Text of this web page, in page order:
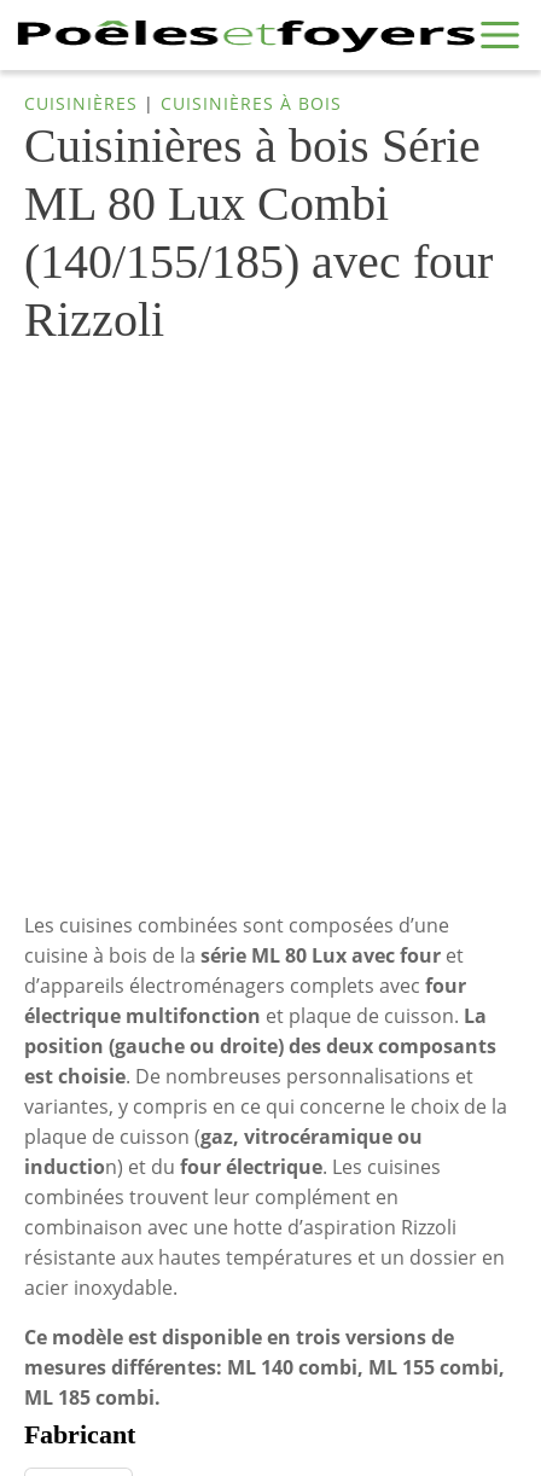
CUISINIÈRES | CUISINIÈRES À BOIS
Cuisinières à bois Série
ML 80 Lux Combi
(140/155/185) avec four
Rizzoli
Les cuisines combinées sont composées d’une
cuisine à bois de la série ML80 Luxavec four et
d’appareils électroménagers complets avec four
électrique multifonction et plaque de cuisson. La
position (gauche ou droite) des deux composants
est choisie. De nombreuses personnalisations et
variantes, y compris en ce qui concerne le choix de la
plaque de cuisson (gaz, vitrocéramique ou
induction) et du four électrique. Les cuisines
combinées trouvent leur complément en
combinaison avec une hotte d’aspiration Rizzoli
résistante aux hautes températures et un dossier en
acier inoxydable.
Ce modèle est disponible en trois versions de
mesures différentes: ML 140 combi, ML 155 combi,
ML 185 combi.
Fabricant